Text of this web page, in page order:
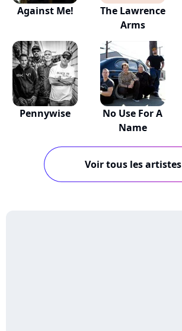
Against Me!
The Lawrence
Arms
Pennywise
No Use For A
Name
Voir tous les artistes